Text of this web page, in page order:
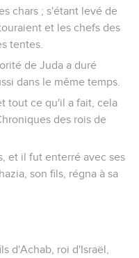
chars ; s'étant levé de
et les chefs des
tentes.
de Juda a duré
dans le même temps.
tout ce qu'il a fait, cela
des rois de
et il fut enterré avec ses
son fils, régna à sa
d'Achab, roi d'Israël,